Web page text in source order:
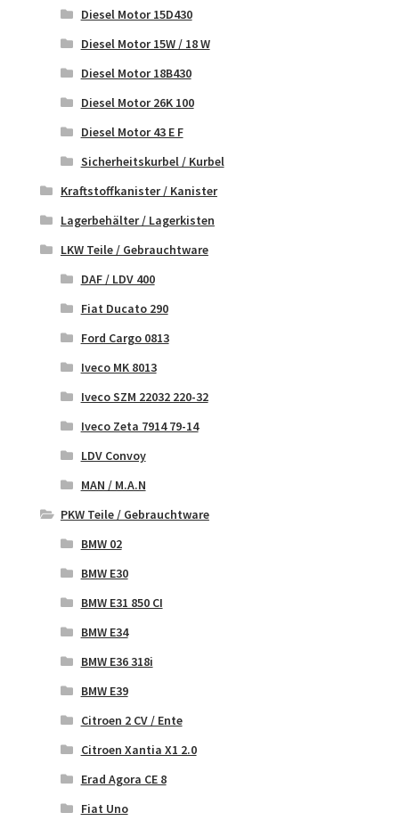
Diesel Motor 15D430
Diesel Motor 15W / 18 W
Diesel Motor 18B430
Diesel Motor 26K 100
Diesel Motor 43 E F
Sicherheitskurbel / Kurbel
Kraftstoffkanister / Kanister
Lagerbehälter / Lagerkisten
LKW Teile / Gebrauchtware
DAF / LDV 400
Fiat Ducato 290
Ford Cargo 0813
Iveco MK 8013
Iveco SZM 22032 220-32
Iveco Zeta 7914 79-14
LDV Convoy
MAN / M.A.N
PKW Teile / Gebrauchtware
BMW 02
BMW E30
BMW E31 850 CI
BMW E34
BMW E36 318i
BMW E39
Citroen 2 CV / Ente
Citroen Xantia X1 2.0
Erad Agora CE 8
Fiat Uno